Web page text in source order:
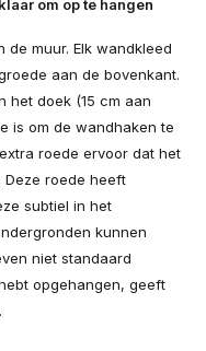
om op te hangen
muur. Elk wandkleed
aan de bovenkant.
het doek (15 cm aan
is om de wandhaken te
roede ervoor dat het
roede heeft
subtiel in het
kunnen
niet standaard
opgehangen, geeft